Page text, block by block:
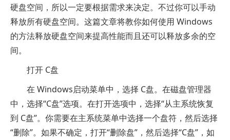
硬盘空间，所以一定要根据需求来决定。不过你可以手动
释放所有硬盘空间。这篇文章将教你如何使用 Windows
的方法释放硬盘空间来提高性能而且还可以释放多余的空
间。
打开 C盘
在 Windows启动菜单中，选择 C盘。在磁盘管理器
中，选择“C盘”选项。在打开选项中，选择“从主系统恢复
到 C盘”。你需要在主系统菜单中选择一个盘符，然后选择
“删除”。如果不确定，打开“删除盘”，然后选择“C盘”，如